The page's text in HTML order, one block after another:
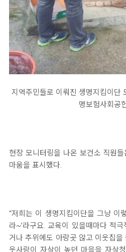
지역주민들로 이뤄진 생명지킴이단
명보험사회공
현장 모니터링을 나온 보건소 직원
마움을 표시했다.
“저희는 이 생명지킴이단을 그냥 이
라~’라구요. 교육이 있을때마다 적
거나 추위에도 아랑곳 않고 이웃집을
웃사랑이 자살이 높던 마을을 자살